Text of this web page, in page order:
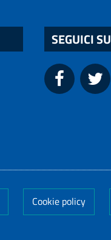
SEGUICI SU
Cookie policy